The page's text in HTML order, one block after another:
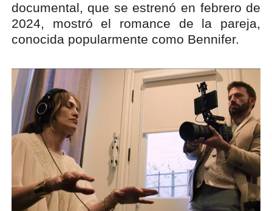
documental, que se estrenó en febrero de
2024, mostró el romance de la pareja,
conocida popularmente como Bennifer.